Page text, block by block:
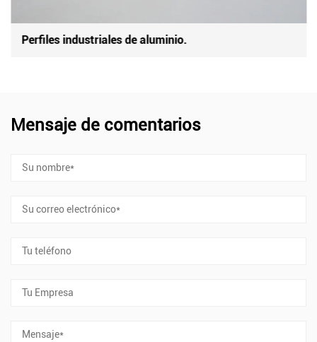
Perfiles industriales de aluminio.
Mensaje de comentarios